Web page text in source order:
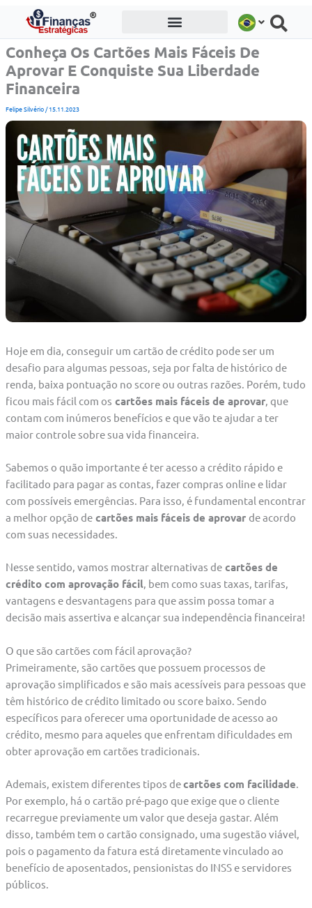
conteúdo
Conheça Os Cartões Mais Fáceis De
Aprovar E Conquiste Sua Liberdade
Financeira
Felipe Silvério/15.11.2023
Hoje em dia, conseguir um cartão de crédito pode ser um
desafio para algumas pessoas, seja por falta de histórico de
renda, baixa pontuação no score ou outras razões. Porém, tudo
ficou mais fácil com os cartões mais fáceis de aprovar, que
contam com inúmeros benefícios e que vão te ajudar a ter
maior controle sobre sua vida financeira.
Sabemos o quão importante é ter acesso a crédito rápido e
facilitado para pagar as contas, fazer compras online e lidar
com possíveis emergências. Para isso, é fundamental encontrar
a melhor opção decartões mais fáceis de aprovar de acordo
com suas necessidades.
Nesse sentido, vamos mostrar alternativas decartões de
crédito com aprovação fácil, bem como suas taxas, tarifas,
vantagens e desvantagens para que assim possa tomar a
decisão mais assertiva e alcançar sua independência financeira!
O que são cartões com fácil aprovação?
Primeiramente, são cartões que possuem processos de
aprovação simplificados e são mais acessíveis para pessoas que
têm histórico de crédito limitado ou score baixo. Sendo
específicos para oferecer uma oportunidade de acesso ao
crédito, mesmo para aqueles que enfrentam dificuldades em
obter aprovação em cartões tradicionais.
Ademais, existem diferentes tipos decartões com facilidade.
Por exemplo, há o cartão pré-pago que exige que o cliente
recarregue previamente um valor que deseja gastar. Além
disso, também tem o cartão consignado, uma sugestão viável,
pois o pagamento da fatura está diretamente vinculado ao
benefício de aposentados, pensionistas do INSS e servidores
públicos.